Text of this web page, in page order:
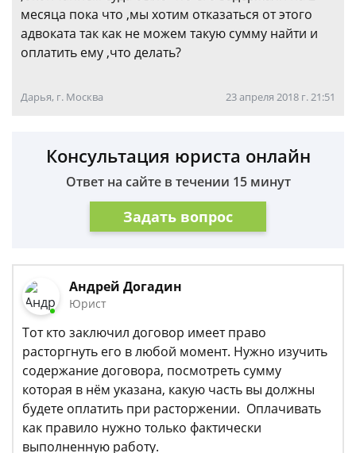
месяца пока что ,мы хотим отказаться от этого
адвоката так как не можем такую сумму найти и
оплатить ему ,что делать?
Дарья, г. Москва 23 апреля 2018 г. 21:51
Консультация юриста онлайн
Ответ на сайте в течении 15 минут
Задать вопрос
Андрей Догадин
Юрист
Тот кто заключил договор имеет право
расторгнуть его в любой момент. Нужно изучить
содержание договора, посмотреть сумму
которая в нём указана, какую часть вы должны
будете оплатить при расторжении. Оплачивать
как правило нужно только фактически
выполненную работу.